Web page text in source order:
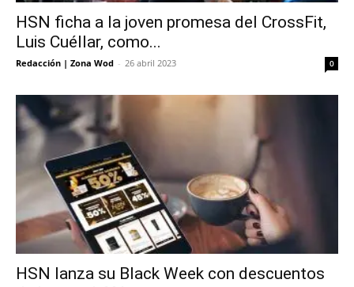
HSN ficha a la joven promesa del CrossFit,
Luis Cuéllar, como...
Redacción | Zona Wod - 26 abril 2023 0
HSN lanza su Black Week con descuentos